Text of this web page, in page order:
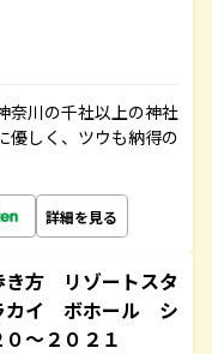
奈川の千社以上の神社
優しく、ツウも納得の
詳細を見る
方 リゾートスタ
カイ ボホール シ
～２０２１